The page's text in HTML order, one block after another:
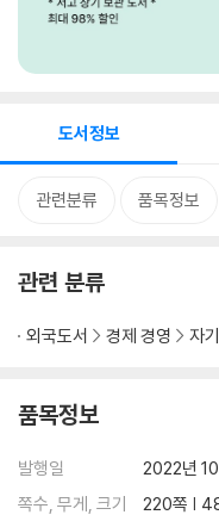
도서정보
관련분류 품목정보
관련 분류
외국도서 경제 경영 자
품목정보
발행일
2022년
쪽수, 무게, 크기
220쪽 |